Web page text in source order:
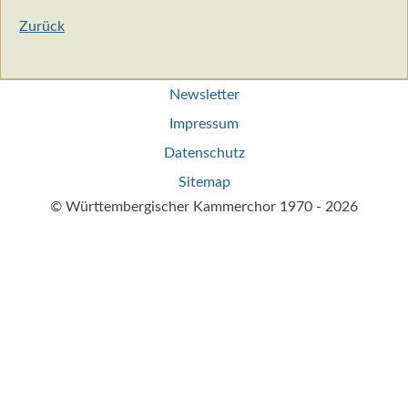
Zurück
Newsletter
Impressum
Datenschutz
Sitemap
© Württembergischer Kammerchor 1970 - 2026